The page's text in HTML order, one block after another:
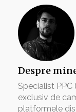
Despre
Specialist PPC
exclusiv de
platformele